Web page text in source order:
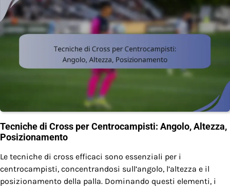
Tecniche di Cross per Centrocampisti: Angolo, Altezza,
Posizionamento
Le tecniche di cross efficaci sono essenziali per i
centrocampisti, concentrandosi sull’angolo, l’altezza e il
posizionamento della palla. Dominando questi elementi, i